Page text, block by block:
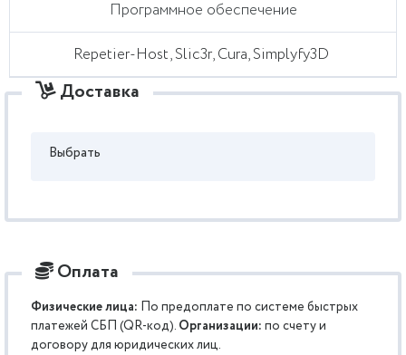
Программное обеспечение
Repetier-Host, Slic3r, Cura, Simplyfy3D
Доставка
Выбрать
Оплата
Физические лица: По предоплате по системе быстрых
платежей СБП (QR-код). Организации: по счету и
договору для юридических лиц.